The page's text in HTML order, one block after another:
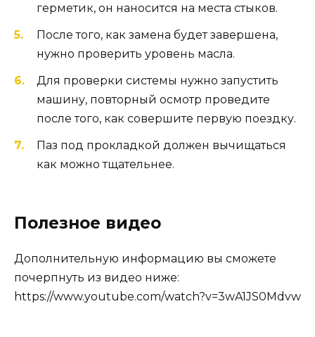
герметик, он наносится на места стыков.
После того, как замена будет завершена,
нужно проверить уровень масла.
Для проверки системы нужно запустить
машину, повторный осмотр проведите
после того, как совершите первую поездку.
Паз под прокладкой должен вычищаться
как можно тщательнее.
Полезное видео
Дополнительную информацию вы сможете
почерпнуть из видео ниже:
https://www.youtube.com/watch?v=3wA1JS0Mdvw